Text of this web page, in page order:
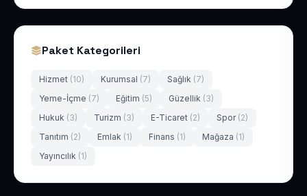
Paket Kategorileri
Hizmet (10) Kurumsal (7) Sağlık (7)
Yeme-İçme (7) Eğitim (5) Güzellik (3)
Hukuk (3) Turizm (3) E-Ticaret (2) Spor (2)
Tanıtım (2) Emlak (1) Finans (1) Mağaza (1)
Yayıncılık (1)